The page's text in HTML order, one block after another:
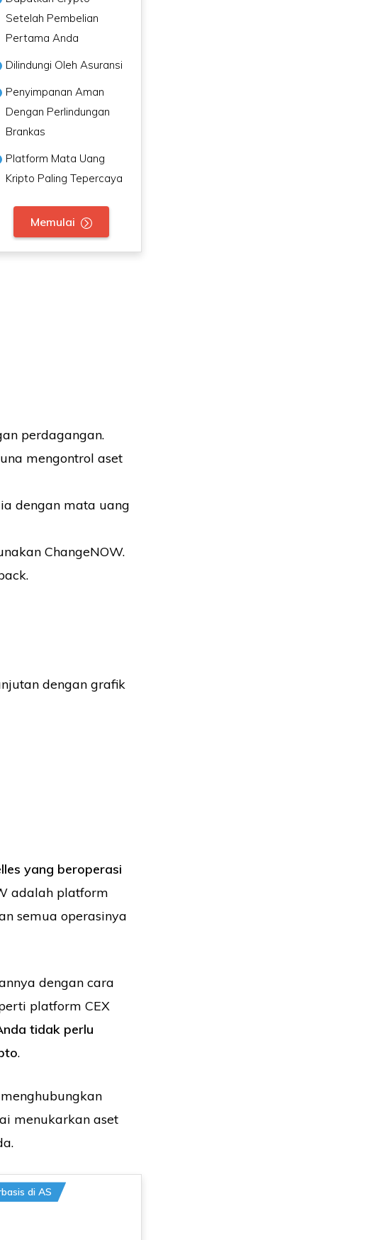
Setelah Pembelian
Pertama Anda
Dilindungi Oleh Asuransi
Penyimpanan Aman
Dengan Perlindungan
Brankas
Platform Mata Uang
Kripto Paling Tepercaya
Memulai
perdagangan.
mengontrol aset
dengan mata uang
ChangeNOW.
dengan grafik
yang beroperasi
adalah platform
semua operasinya
dengan cara
platform CEX
tidak perlu
.
menukarkan aset
di AS